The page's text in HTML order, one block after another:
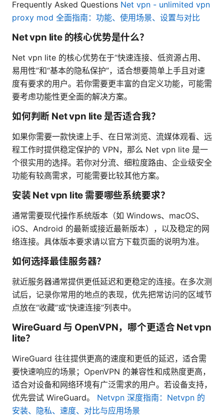
Frequently Asked Questions Net vpn - unlimited vpn
proxy mod 全面指南：功能、使用场景、设置与对比
Net vpn lite 的核心优势是什么？
Net vpn lite 的核心优势在于“快速连接、低资源占用、
易用性”和“基本的隐私保护”，适合想要简单上手且对速
度有要求的用户。若你需要更丰富的自定义功能，可能需
要考虑功能性更全面的解决方案。
如何判断 Net vpn lite 是否适合我？
如果你需要一款快速上手、在日常浏览、流媒体观看、远
程工作时提供稳定保护的 VPN，那么 Net vpn lite 是一
个很实用的选择。若你对分流、细粒度路由、企业级安全
功能有较高需求，可能需要比较其他方案。
安装 Net vpn lite 需要哪些系统要求？
通常需要现代操作系统版本（如 Windows、macOS、
iOS、Android 的最新或接近最新版本），以及稳定的网
络连接。具体版本要求请以官方下载页面的说明为准。
如何选择最佳服务器？
就近服务器通常提供更低延迟和更稳定的连接。在多次测
试后，记录你常用的地点的表现，优先把常访问的区域节
点放在“收藏”或“快速连接”列表中。
WireGuard 与 OpenVPN，哪个更适合 Net vpn
lite？
WireGuard 往往提供更高的速度和更低的延迟，适合需
要快速响应的场景；OpenVPN 的兼容性和成熟度更高，
适合对设备和网络环境有广泛需求的用户。若设备支持，
优先尝试 WireGuard。 Netvpn 深度指南：Netvpn 的
安装、隐私、速度、对比与应用场景